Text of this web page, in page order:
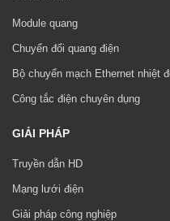
Module quang
Chuyển đổi quang điện
Bộ chuyển mạch Ethernet nhiệt
Công tắc điện chuyên dụng
GIẢI PHÁP
Truyền dẫn HD
Mạng lưới điện
Giải pháp công nghiệp